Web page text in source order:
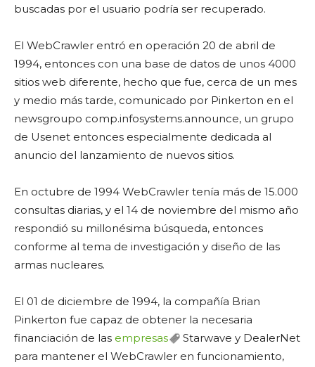
buscadas por el usuario podría ser recuperado.
El WebCrawler entró en operación 20 de abril de
1994, entonces con una base de datos de unos 4000
sitios web diferente, hecho que fue, cerca de un mes
y medio más tarde, comunicado por Pinkerton en el
newsgroupo comp.infosystems.announce, un grupo
de Usenet entonces especialmente dedicada al
anuncio del lanzamiento de nuevos sitios.
En octubre de 1994 WebCrawler tenía más de 15.000
consultas diarias, y el 14 de noviembre del mismo año
respondió su millonésima búsqueda, entonces
conforme al tema de investigación y diseño de las
armas nucleares.
El 01 de diciembre de 1994, la compañía Brian
Pinkerton fue capaz de obtener la necesaria
financiación de las empresas
Starwave y DealerNet
para mantener el WebCrawler en funcionamiento,